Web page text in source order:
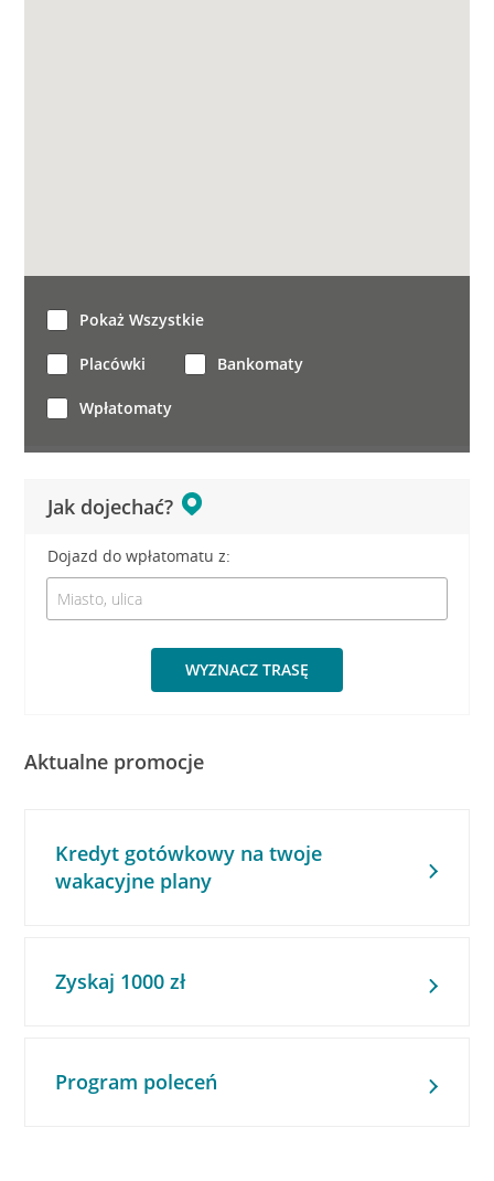
Jak dojechać?
Dojazd do wpłatomatu z:
WYZNACZ TRASĘ
Pokaż Wszystkie
Placówki Bankomaty
Wpłatomaty
Aktualne promocje
Kredyt gotówkowy na twoje
wakacyjne plany
Zyskaj 1000 zł
Program poleceń